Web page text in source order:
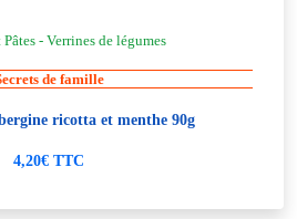
- Verrines de légumes
de famille
ricotta et menthe 90g
4,20€ TTC